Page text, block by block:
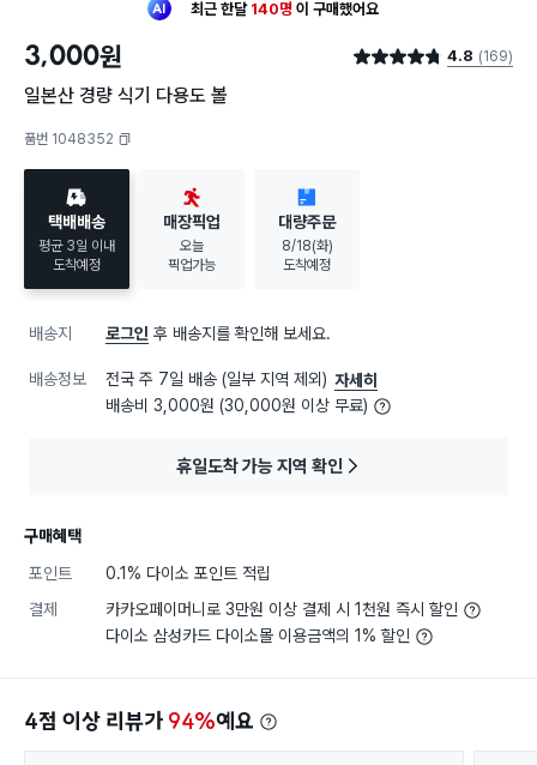
최근 한달 140명 이 구매했어요
구매했어요
3,000원 별점 4.8점 4.8 (169)
일본산 경량 식기 다용도 볼
품번 1048352
택배배송
평균 3일 이내
도착예정
매장픽업
오늘
픽업가능
대량주문
8/18(화)
도착예정
배송지 로그인 후 배송지를 확인해 보세요.
배송정보 전국 주 7일 배송 (일부 지역 제외) 자세히
배송비 3,000원 (30,000원 이상 무료)
휴일도착 가능 지역 확인
구매혜택
포인트
0.1% 다이소 포인트 적립
결제
카카오페이머니로 3만원 이상 결제 시 1천원 즉시 할인
다이소 삼성카드 다이소몰 이용금액의 1% 할인
4점 이상 리뷰가 94%예요